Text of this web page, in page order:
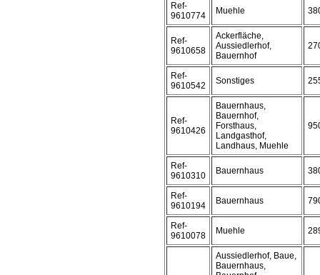
Ref-
9610774
Muehle
Ref-
9610658
Ackerfläche,
Aussiedlerhof,
Bauernhof
Ref-
9610542
Sonstiges
Ref-
9610426
Bauernhaus,
Bauernhof,
Forsthaus,
Landgasthof,
Landhaus, Muehle
Ref-
9610310
Bauernhaus
Ref-
9610194
Bauernhaus
Ref-
9610078
Muehle
Aussiedlerhof, Baue,
Bauernhaus,